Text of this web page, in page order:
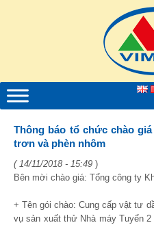
Thông báo tổ chức chào
trơn và phèn nhôm
( 14/11/2018 - 15:49 )
Bên mời chào giá: Tổng công ty
+ Tên gói chào: Cung cấp vật tư
vụ sản xuất thử Nhà máy Tuyển